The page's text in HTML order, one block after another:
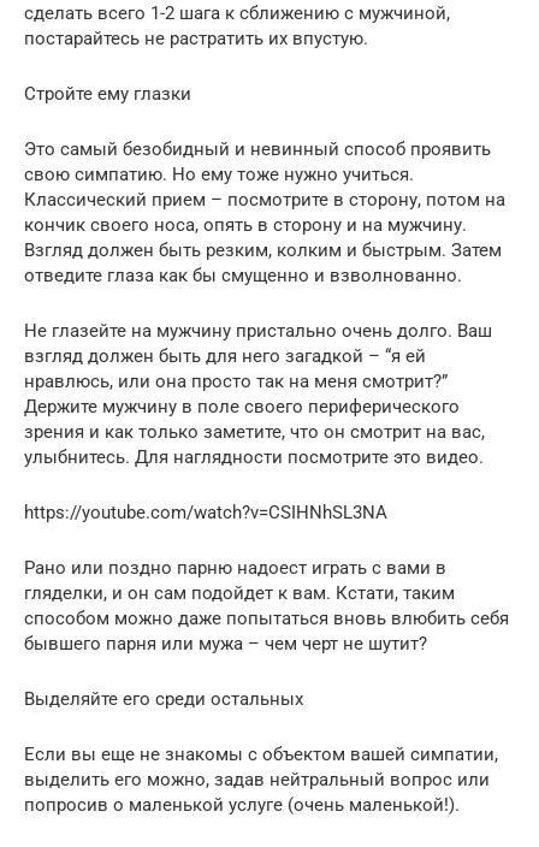
сделать всего 1-2 шага к сближению с мужчиной,
постарайтесь не растратить их впустую.
Стройте ему глазки
Это самый безобидный и невинный способ проявить
свою симпатию. Но ему тоже нужно учиться.
Классический прием – посмотрите в сторону, потом на
кончик своего носа, опять в сторону и на мужчину.
Взгляд должен быть резким, колким и быстрым. Затем
отведите глаза как бы смущенно и взволнованно.
Не глазейте на мужчину пристально очень долго. Ваш
взгляд должен быть для него загадкой – “я ей
нравлюсь, или она просто так на меня смотрит?”
Держите мужчину в поле своего периферического
зрения и как только заметите, что он смотрит на вас,
улыбнитесь. Для наглядности посмотрите это видео.
https://youtube.com/watch?v=CSIHNhSL3NA
Рано или поздно парню надоест играть с вами в
гляделки, и он сам подойдет к вам. Кстати, таким
способом можно даже попытаться вновь влюбить себя
бывшего парня или мужа – чем черт не шутит?
Выделяйте его среди остальных
Если вы еще не знакомы с объектом вашей симпатии,
выделить его можно, задав нейтральный вопрос или
попросив о маленькой услуге (очень маленькой!).